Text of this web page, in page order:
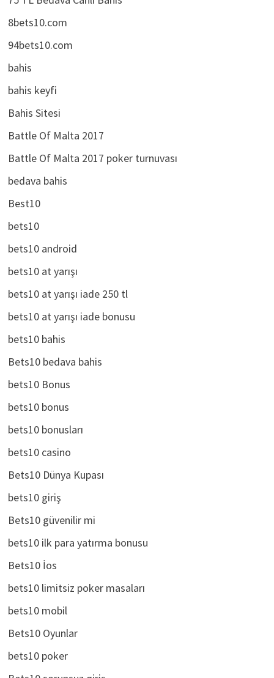
75 TL Bedava Canlı Bahis
8bets10.com
94bets10.com
bahis
bahis keyfi
Bahis Sitesi
Battle Of Malta 2017
Battle Of Malta 2017 poker turnuvası
bedava bahis
Best10
bets10
bets10 android
bets10 at yarışı
bets10 at yarışı iade 250 tl
bets10 at yarışı iade bonusu
bets10 bahis
Bets10 bedava bahis
bets10 Bonus
bets10 bonus
bets10 bonusları
bets10 casino
Bets10 Dünya Kupası
bets10 giriş
Bets10 güvenilir mi
bets10 ilk para yatırma bonusu
Bets10 İos
bets10 limitsiz poker masaları
bets10 mobil
Bets10 Oyunlar
bets10 poker